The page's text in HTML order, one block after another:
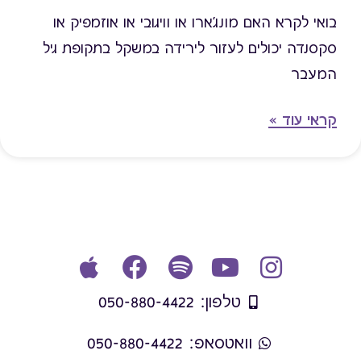
בואי לקרא האם מונג'ארו או וויגובי או אוזמפיק או
סקסנדה יכולים לעזור לירידה במשקל בתקופת גיל
המעבר
קראי עוד »
טלפון: 050-880-4422
וואטסאפ: 050-880-4422